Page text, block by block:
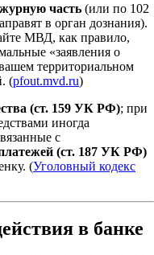
часть (или по 102
в орган дознания).
МВД, как правило,
«заявления о
территориальном
(pfout.mvd.ru)
(ст. 159 УК РФ); при
иногда
с
(ст. 187 УК РФ)
(Уголовный кодекс
в банке